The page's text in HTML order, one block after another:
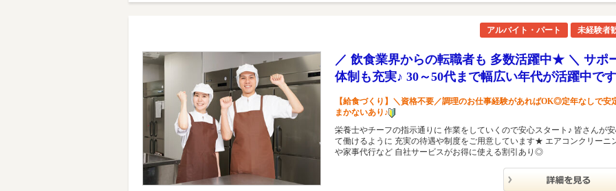
アルバイト・パート 未経験者
／ 飲食業界からの転職者も 多数活躍中★ ＼ サポ
体制も充実♪ 30～50代まで幅広い年代が活躍中で
【給食づくり】＼資格不要／調理のお仕事経験があればOK◎定年なしで安
まかないあり♪
栄養士やチーフの指示通りに 作業をしていくので安心スタート♪ 皆さんが安
て働けるように 充実の待遇や制度をご用意しています★ エアコンクリーニ
や家事代行など 自社サービスがお得に使える割引あり◎